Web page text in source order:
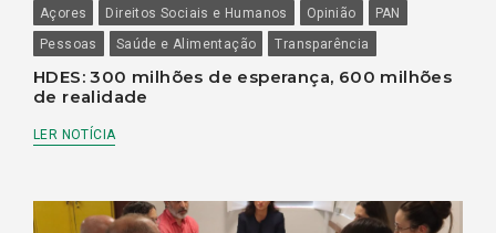
Açores Direitos Sociais e Humanos Opinião
PAN
Pessoas
Saúde e Alimentação Transparência
HDES: 300 milhões de esperança, 600 milhões
de realidade
LER NOTÍCIA